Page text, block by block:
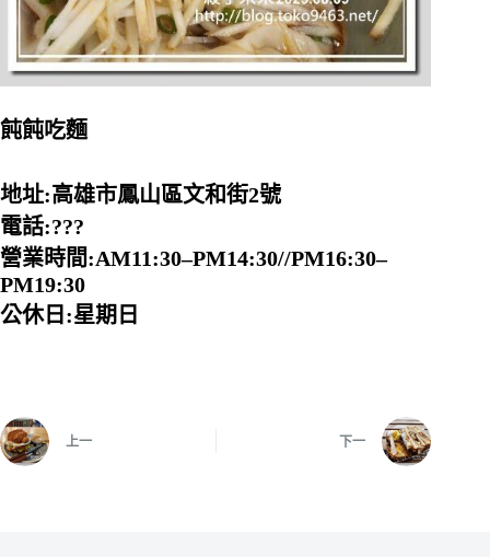
飩飩吃麵
地址:高雄市鳳山區文和街2號
電話:???
營業時間:AM11:30–PM14:30//PM16:30–
PM19:30
公休日:星期日
上一 下一